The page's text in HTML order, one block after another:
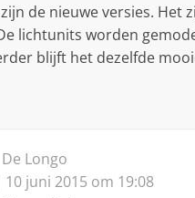
de nieuwe versies. Het
lichtunits worden
blijft het dezelfde
De Longo
10 juni 2015 om 19:08